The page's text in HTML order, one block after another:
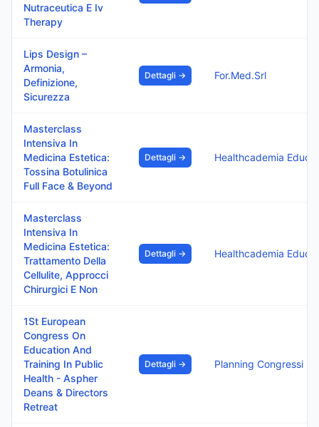
Nutraceutica E Iv
Therapy
Lips Design –
Armonia,
Definizione,
Sicurezza
Dettagli → For.Med.Srl
Masterclass
Intensiva In
Medicina Estetica:
Tossina Botulinica
Full Face & Beyond
Dettagli →
Masterclass
Intensiva In
Medicina Estetica:
Trattamento Della
Cellulite, Approcci
Chirurgici E Non
Dettagli →
1St European
Congress On
Education And
Training In Public
Health - Aspher
Deans & Directors
Retreat
Dettagli → Planning Congressi